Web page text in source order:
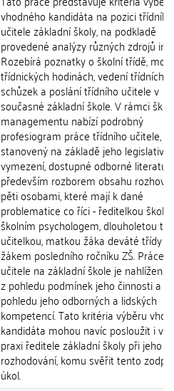
vhodného kandidáta na pozici třídního
učitele základní školy, na podkladě
provedené analýzy různých zdrojů
Rozebírá poznatky o školní třídě,
třídnických hodinách, vedení třídních
schůzek a poslání třídního učitele v
současné základní škole. V rámci
managementu nabízí podrobný
profesiogram práce třídního učitele,
stanovený na základě jeho
vymezení, dostupné odborné
především rozborem obsahu
pěti osobami, které mají k dané
problematice co říci - ředitelkou školy,
školním psychologem, dlouholetou
učitelkou, matkou žáka deváté třídy a
žákem posledního ročníku ZŠ. Práce
učitele na základní škole je nahlížena
z pohledu podmínek jeho činnosti a
pohledu jeho odborných a lidských
kompetencí. Tato kritéria výběru
kandidáta mohou navíc posloužit i v
praxi ředitele základní školy při jeho
rozhodování, komu svěřit tento
úkol.